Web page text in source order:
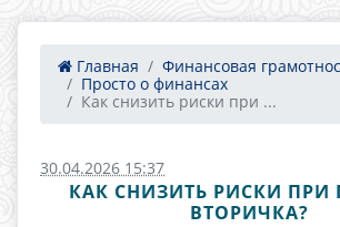
Главная
Финансовая
Просто о финансах
Как снизить риски при ...
30.04.2026 15:37
КАК СНИЗИТЬ РИСКИ ПРИ
ВТОРИЧКА?